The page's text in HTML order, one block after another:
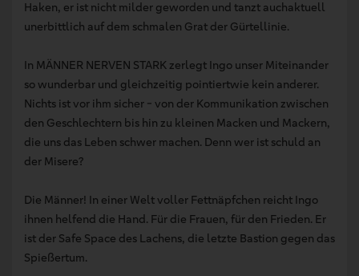
Haken, er ist nicht milder geworden und tanzt auchaktuell
unerbittlich auf dem schmalen Grat der Gürtellinie.
In MÄNNER NERVEN STARK zerlegt Ingo unser Miteinander
so wunderbar und gleichzeitig pointiertwie kein anderer.
Nichts ist vor ihm sicher - von der Kommunikation zwischen
den Geschlechtern bis hin zu kleinen Macken und Mackern,
die uns das Leben schwer machen. Denn wer ist schuld an
der Misere?
Die Männer! In einer Welt voller Fettnäpfchen reicht Ingo
ihnen helfend die Hand. Für die Frauen, für den Frieden. Er
ist der Safe Space des Lachens, die letzte Bastion gegen das
Spießertum.